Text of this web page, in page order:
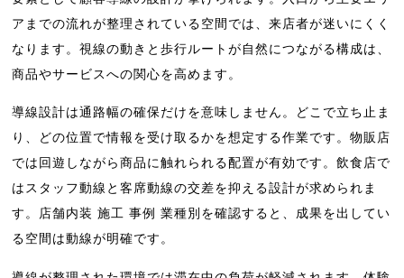
アまでの流れが整理されている空間では、来店者が迷いにくく
なります。視線の動きと歩行ルートが自然につながる構成は、
商品やサービスへの関心を高めます。
導線設計は通路幅の確保だけを意味しません。どこで立ち止ま
り、どの位置で情報を受け取るかを想定する作業です。物販店
では回遊しながら商品に触れられる配置が有効です。飲食店で
はスタッフ動線と客席動線の交差を抑える設計が求められま
す。店舗内装 施工 事例 業種別を確認すると、成果を出してい
る空間は動線が明確です。